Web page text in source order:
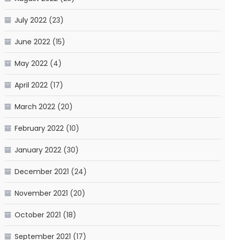
July 2022(23)
June 2022(15)
May 2022(4)
April 2022(17)
March 2022(20)
February 2022(10)
January 2022(30)
December 2021 (24)
November 2021 (20)
October 2021 (18)
September 2021 (17)